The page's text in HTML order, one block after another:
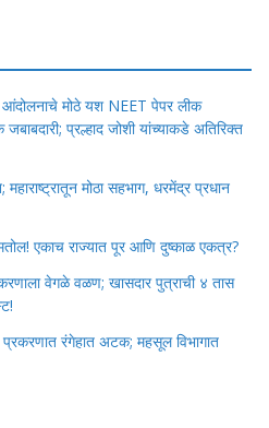
आंदोलनाचे मोठे यश NEET पेपर लीक
प्रल्हाद जोशी यांच्याकडे अतिरिक्त
मोठा सहभाग, धरमेंद्र प्रधान
एकाच राज्यात पूर आणि दुष्काळ एकत्र?
वेगळे वळण; खासदार पुत्राची ४ तास
रंगेहात अटक; महसूल विभागात